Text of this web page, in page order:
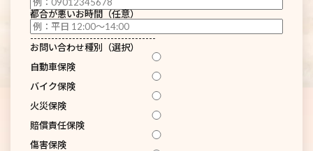
都合が悪いお時間（任意）
------------------------------------
お問い合わせ種別（選択）
自動車保険
バイク保険
火災保険
賠償責任保険
傷害保険